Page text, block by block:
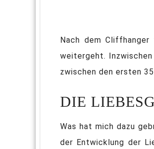
Nach dem
weitergeht.
zwischen den ersten
DIE
Was hat mich dazu
der Entwicklung der